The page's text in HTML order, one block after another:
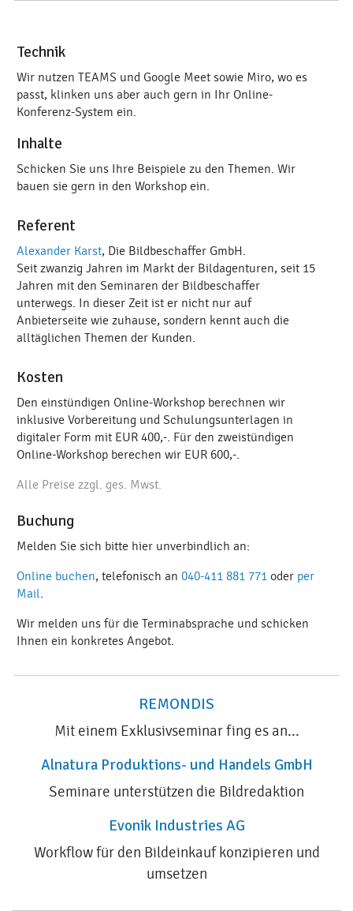
Technik
Wir nutzen TEAMS und Google Meet sowie Miro, wo es
passt, klinken uns aber auch gern in Ihr Online-
Konferenz-System ein.
Inhalte
Schicken Sie uns Ihre Beispiele zu den Themen. Wir
bauen sie gern in den Workshop ein.
Referent
Alexander Karst, Die Bildbeschaffer GmbH.
Seit zwanzig Jahren im Markt der Bildagenturen, seit 15
Jahren mit den Seminaren der Bildbeschaffer
unterwegs. In dieser Zeit ist er nicht nur auf
Anbieterseite wie zuhause, sondern kennt auch die
alltäglichen Themen der Kunden.
Kosten
Den einstündigen Online-Workshop berechnen wir
inklusive Vorbereitung und Schulungsunterlagen in
digitaler Form mit EUR 400,-. Für den zweistündigen
Online-Workshop berechen wir EUR 600,-.
Alle Preise zzgl. ges. Mwst.
Buchung
Melden Sie sich bitte hier unverbindlich an:
Online buchen, telefonisch an 040-411 881 771 oder per
Mail.
Wir melden uns für die Terminabsprache und schicken
Ihnen ein konkretes Angebot.
REMONDIS
Mit einem Exklusivseminar fing es an...
Alnatura Produktions- und Handels GmbH
Seminare unterstützen die Bildredaktion
Evonik Industries AG
Workflow für den Bildeinkauf konzipieren und
umsetzen